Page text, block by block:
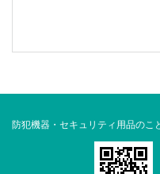
防犯機器・セキュリティ用品のこ